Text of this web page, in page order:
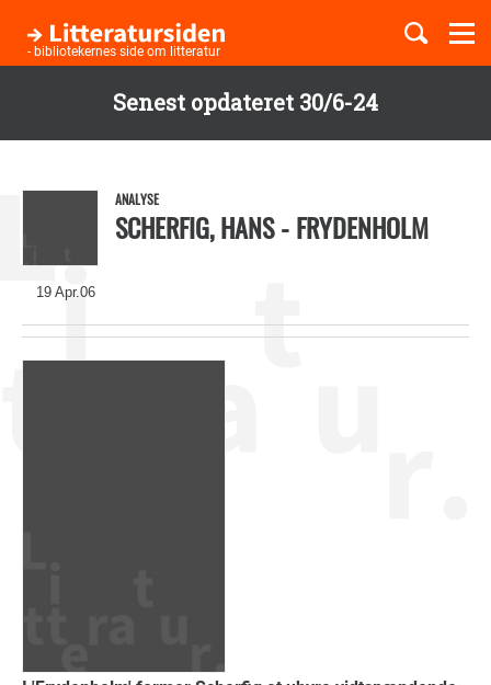
Senest opdateret 30/6-24
hovedindhold
- bibliotekernes side om litteratur
Børnebøger
19 Apr.06
ANALYSE
SCHERFIG, HANS - FRYDENHOLM